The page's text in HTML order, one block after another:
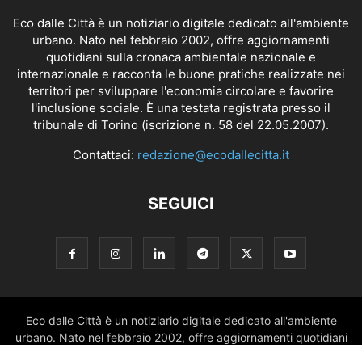
Eco dalle Città è un notiziario digitale dedicato all'ambiente
urbano. Nato nel febbraio 2002, offre aggiornamenti
quotidiani sulla cronaca ambientale nazionale e
internazionale e racconta le buone pratiche realizzate nei
territori per sviluppare l'economia circolare e favorire
l'inclusione sociale. È una testata registrata presso il
tribunale di Torino (iscrizione n. 58 del 22.05.2007).
Contattaci: redazione@ecodallecitta.it
SEGUICI
Eco dalle Città è un notiziario digitale dedicato all'ambiente
urbano. Nato nel febbraio 2002, offre aggiornamenti quotidiani